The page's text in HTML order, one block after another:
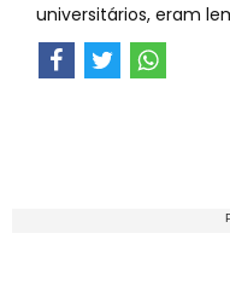
universitários, eram